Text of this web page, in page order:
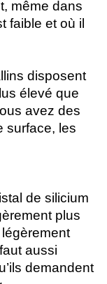
même dans
faible et où il
disposent
élevé que
avez des
surface, les
de silicium
plus
aussi
demandent